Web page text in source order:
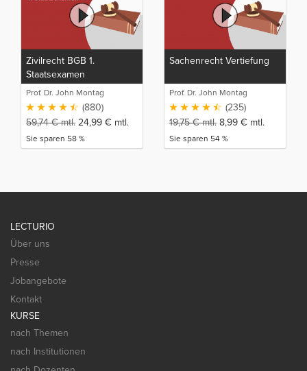
Zivilrecht BGB 1.
Staatsexamen
Prof. Dr. John Montag
(880)
59,74€mtl. 24,99 € mtl.
Sie sparen 58 %
Sachenrecht Vertiefung
Prof. Dr. John Montag
(235)
19,75€mtl. 8,99 € mtl.
Sie sparen 54 %
LECTURIO
Über uns
Presse
Jobangebote
Kontakt
KURSE
nach Themen
nach Institutionen